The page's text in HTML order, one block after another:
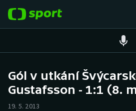
Hokej
Gól v utkání
Gustafsson - 1:1 (8.
19. 5. 2013